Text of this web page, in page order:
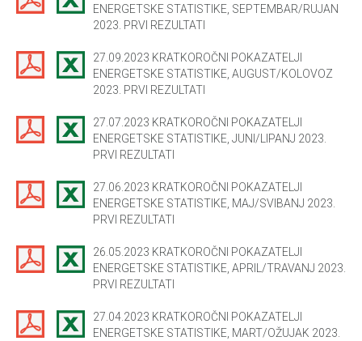
ENERGETSKE STATISTIKE, SEPTEMBAR/RUJAN
2023. PRVI REZULTATI
27.09.2023 KRATKOROČNI POKAZATELJI
ENERGETSKE STATISTIKE, AUGUST/KOLOVOZ
2023. PRVI REZULTATI
27.07.2023 KRATKOROČNI POKAZATELJI
ENERGETSKE STATISTIKE, JUNI/LIPANJ 2023.
PRVI REZULTATI
27.06.2023 KRATKOROČNI POKAZATELJI
ENERGETSKE STATISTIKE, MAJ/SVIBANJ 2023.
PRVI REZULTATI
26.05.2023 KRATKOROČNI POKAZATELJI
ENERGETSKE STATISTIKE, APRIL/TRAVANJ 2023.
PRVI REZULTATI
27.04.2023 KRATKOROČNI POKAZATELJI
ENERGETSKE STATISTIKE, MART/OŽUJAK 2023.